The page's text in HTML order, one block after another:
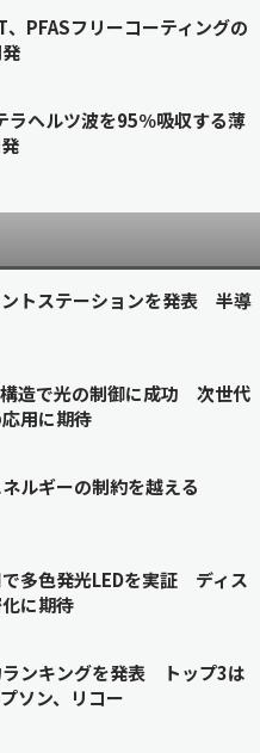
、PFASフリーコーティングの
ラヘルツ波を95％吸収する薄
トステーションを発表 半導
造で光の制御に成功 次世代
用に期待
ルギーの制約を越える
多色発光LEDを実証 ディス
に期待
ンキングを発表 トップ3は
ソン、リコー